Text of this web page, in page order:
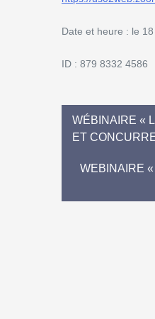
Date et heure : le
ID : 879 8332 4586
WÉBINAIRE «
ET
WEBINAIRE